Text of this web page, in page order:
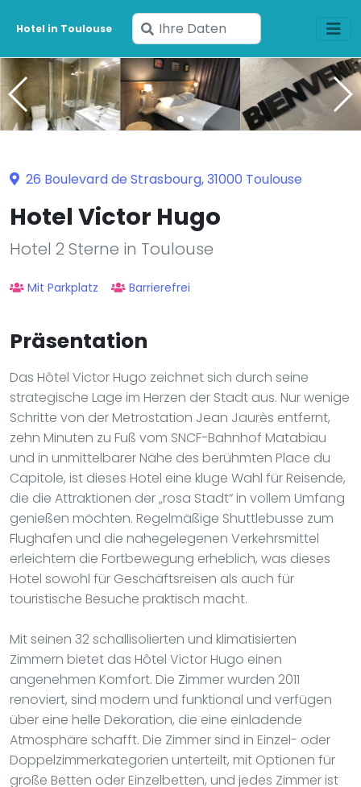
Hotel in Toulouse
Geben
Sie
Ihre
Daten
ein
26 Boulevard de Strasbourg, 31000 Toulouse
Hotel Victor Hugo
Hotel 2 Sterne in Toulouse
Mit Parkplatz Barrierefrei
Präsentation
Das Hôtel Victor Hugo zeichnet sich durch seine
strategische Lage im Herzen der Stadt aus. Nur wenige
Schritte von der Metrostation Jean Jaurès entfernt,
zehn Minuten zu Fuß vom SNCF-Bahnhof Matabiau
und in unmittelbarer Nähe des berühmten Place du
Capitole, ist dieses Hotel eine kluge Wahl für Reisende,
die die Attraktionen der „rosa Stadt“ in vollem Umfang
genießen möchten. Regelmäßige Shuttlebusse zum
Flughafen und die nahegelegenen Verkehrsmittel
erleichtern die Fortbewegung erheblich, was dieses
Hotel sowohl für Geschäftsreisen als auch für
touristische Besuche praktisch macht.
Mit seinen 32 schallisolierten und klimatisierten
Zimmern bietet das Hôtel Victor Hugo einen
angenehmen Komfort. Die Zimmer wurden 2011
renoviert, sind modern und funktional und verfügen
über eine helle Dekoration, die eine einladende
Atmosphäre schafft. Die Zimmer sind in Einzel- oder
Doppelzimmerkategorien unterteilt, mit Optionen für
große Betten oder Einzelbetten, und jedes Zimmer ist